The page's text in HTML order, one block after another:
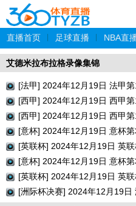
直播首页 足球直播 NBA直
艾德米拉布拉格录像集锦
[法甲] 2024年12月19日 法甲
[西甲] 2024年12月19日 西甲
[西甲] 2024年12月19日 西甲
[意杯] 2024年12月19日 意杯
[英联杯] 2024年12月19日 英
[意杯] 2024年12月19日 意杯
[英联杯] 2024年12月19日 英
[洲际杯决赛] 2024年12月19